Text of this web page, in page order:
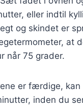
eller indtil
og skindet er
at
når 75 grader.
er færdige,
inden du